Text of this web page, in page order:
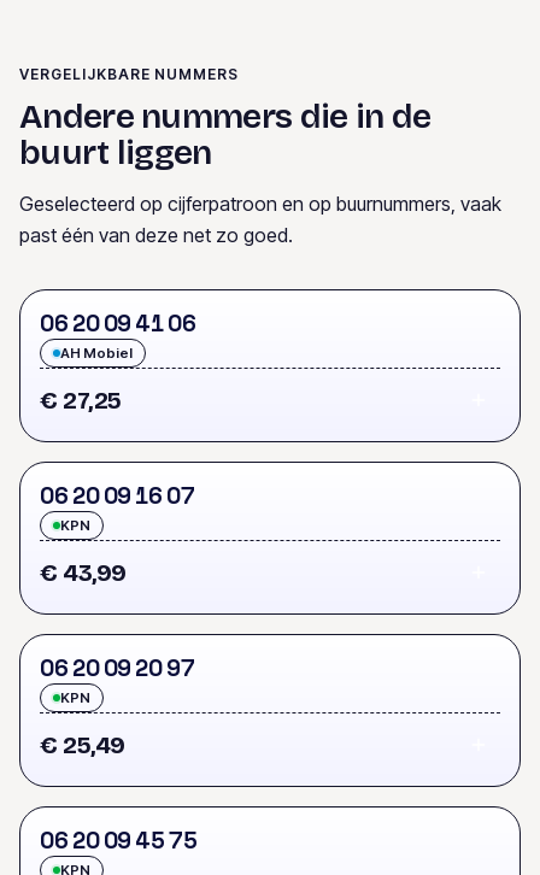
VERGELIJKBARE NUMMERS
Andere nummers die in de
buurt liggen
Geselecteerd op cijferpatroon en op buurnummers, vaak
past één van deze net zo goed.
06 2009 4106
AH Mobiel
€ 27,25
06 2009 16 07
KPN
€ 43,99
06 2009 2097
KPN
€ 25,49
06 2009 4575
KPN